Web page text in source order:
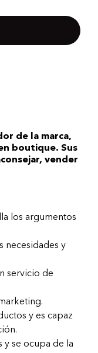
de la marca,
boutique. Sus
vender
los argumentos
necesidades y
servicio de
y es capaz
y se ocupa de la